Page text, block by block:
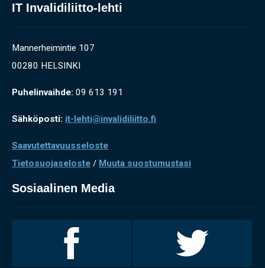
IT Invalidiliitto-lehti
Mannerheimintie 107
00280 HELSINKI
Puhelinvaihde: 09 613 191
Sähköposti: it-lehti@invalidiliitto.fi
Saavutettavuusseloste
Tietosuojaseloste / Muuta suostumustasi
Sosiaalinen Media
Facebookissa
Twitterissä